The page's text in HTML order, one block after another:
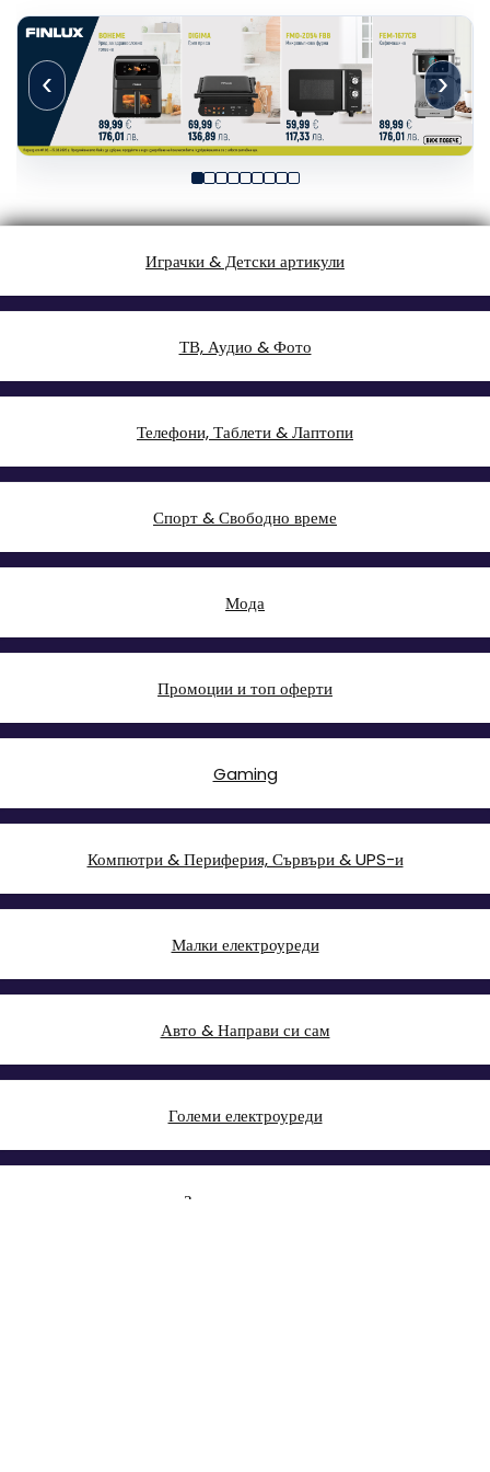
‹ ›
Играчки & Детски артикули
ТВ, Аудио & Фото
Телефони, Таблети & Лаптопи
Спорт & Свободно време
Мода
Промоции и топ оферти
Gaming
Компютри & Периферия, Сървъри & UPS-и
Малки електроуреди
Авто & Направи си сам
Големи електроуреди
Здраве и красота